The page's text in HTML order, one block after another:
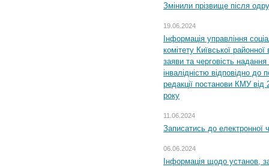
Змінили прізвище після
19.06.2024
Інформація управління
комітету Київської
заяви та черговість надання
інвалідністю відповідно
редакції постанови КМУ
року
11.06.2024
Записатись до електронної
06.06.2024
Інформація щодо установ,